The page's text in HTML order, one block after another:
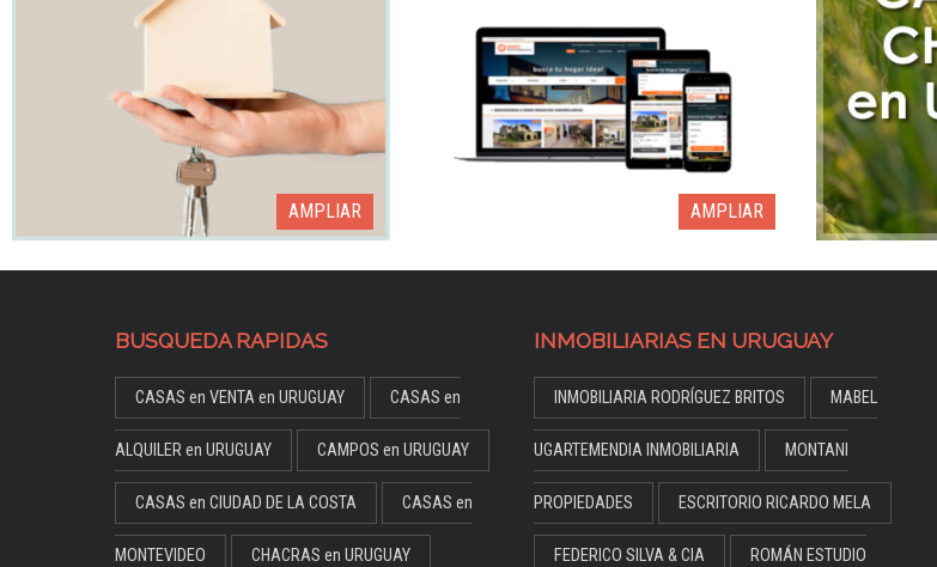
AMPLIAR AMPLIAR
BUSQUEDA RAPIDAS
CASAS en VENTA en URUGUAY CASAS en
ALQUILER en URUGUAY CAMPOS en URUGUAY
CASAS en CIUDAD DE LA COSTA CASAS en
MONTEVIDEO CHACRAS en URUGUAY
INMOBILIARIAS EN URUGUAY
INMOBILIARIA RODRÍGUEZ BRITOS MABEL
UGARTEMENDIA INMOBILIARIA MONTANI
PROPIEDADES ESCRITORIO RICARDO MELA
FEDERICO SILVA & CIA ROMÁN ESTUDIO